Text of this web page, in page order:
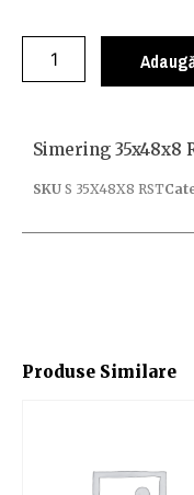
Produse Similare
Simering 35x48x8
SKU S 35X48X8 RST